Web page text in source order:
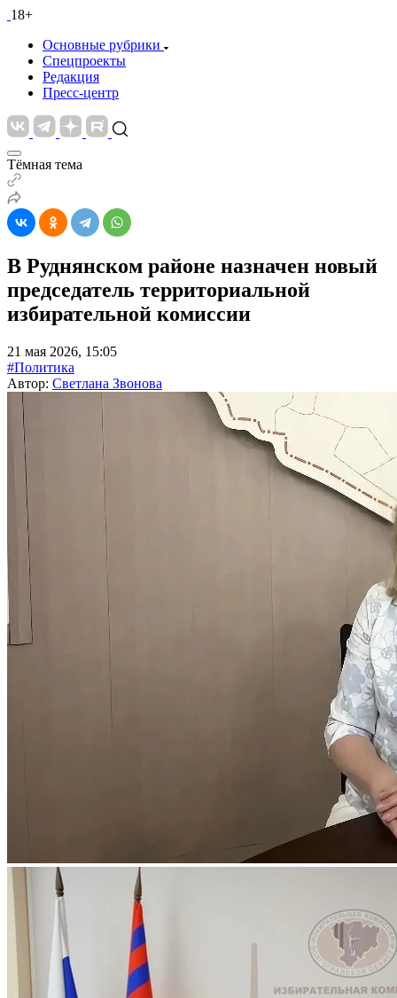
18+
Основные рубрики
Спецпроекты
Редакция
Пресс-центр
Тёмная тема
В Руднянском районе назначен новый
председатель территориальной
избирательной комиссии
21 мая 2026, 15:05
#Политика
Автор: Светлана Звонова